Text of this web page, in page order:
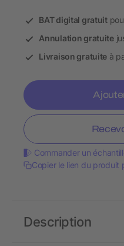
BAT digital gratuit
Annulation gratuite
Livraison gratuite à
Commander un
Copier le lien du produit
Description